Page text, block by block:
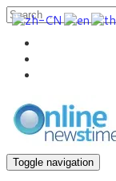
Toggle navigation